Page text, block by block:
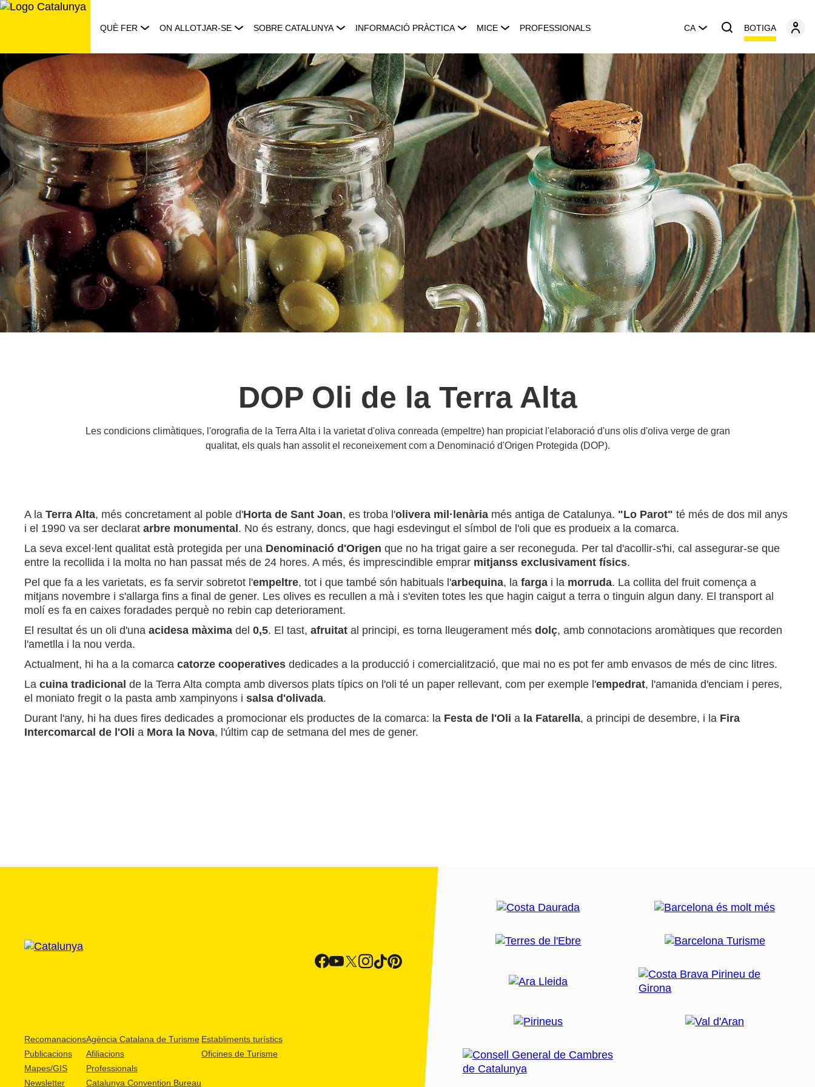
Saltar
QUÈ FER ON ALLOTJAR-SE SOBRE CATALUNYA INFORMACIÓ PRÀCTICA MICE PROFESSIONALS CA BOTIGA
DOP Oli de la Terra Alta
Les condicions climàtiques, l'orografia de la Terra Alta i la varietat d'oliva conreada (empeltre) han propiciat l'elaboració d'uns olis d'oliva verge de gran
qualitat, els quals han assolit el reconeixement com a Denominació d'Origen Protegida (DOP).
A la Terra Alta, més concretament al poble d'Horta de Sant Joan, es troba l'olivera mil·lenària més antiga de Catalunya. "Lo Parot" té més de dos mil anys
i el 1990 va ser declarat arbre monumental . No és estrany, doncs, que hagi esdevingut el símbol de l'oli que es produeix a la comarca.
La seva excel·lent qualitat està protegida per una Denominació d'Origen que no ha trigat gaire a ser reconeguda. Per tal d'acollir-s'hi, cal assegurar-se que
entre la recollida i la molta no han passat més de 24 hores. A més, és imprescindible emprar mitjanss exclusivament físics.
Pel que fa a les varietats, es fa servir sobretot l'empeltre, tot i que també són habituals l'arbequina, la farga i la morruda. La collita del fruit comença a
mitjans novembre i s'allarga fins a final de gener. Les olives es recullen a mà i s'eviten totes les que hagin caigut a terra o tinguin algun dany. El transport al
molí es fa en caixes foradades perquè no rebin cap deteriorament.
El resultat és un oli d'una acidesa màxima del 0,5. El tast, afruitat al principi, es torna lleugerament més dolç, amb connotacions aromàtiques que recorden
l'ametlla i la nou verda.
Actualment, hi ha a la comarca catorze cooperatives dedicades a la producció i comercialització, que mai no es pot fer amb envasos de més de cinc litres.
La cuina tradicional de la Terra Alta compta amb diversos plats típics on l'oli té un paper rellevant, com per exemple l'empedrat, l'amanida d'enciam i peres,
el moniato fregit o la pasta amb xampinyons i salsa d'olivada.
Durant l'any, hi ha dues fires dedicades a promocionar els productes de la comarca: la Festa de l'Oli a la Fatarella, a principi de desembre, i la Fira
Intercomarcal de l'Oli a Mora la Nova, l'últim cap de setmana del mes de gener.
Recomanacions
Publicacions
Mapes/GIS
Newsletter
Agència Catalana de Turisme
Afiliacions
Professionals
Catalunya Convention Bureau
Establiments turístics
Oficines de Turisme